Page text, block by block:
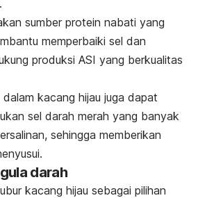
sumber protein nabati yang
memperbaiki sel dan
produksi ASI yang berkualitas
kacang hijau juga dapat
sel darah merah yang banyak
sehingga memberikan
darah
kacang hijau sebagai pilihan